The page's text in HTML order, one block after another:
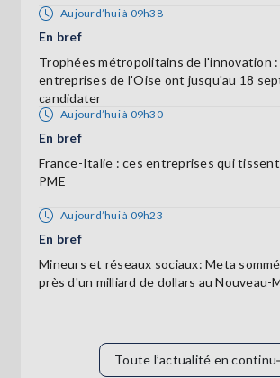
Aujourd’hui à 09h38
En bref
Trophées métropolitains de l'innovation :
entreprises de l'Oise ont jusqu'au 18
candidater
Aujourd’hui à 09h30
En bref
France-Italie : ces entreprises qui
PME
Aujourd’hui à 09h23
En bref
Mineurs et réseaux sociaux: Meta
près d'un milliard de dollars au Nouveau-
Toute l’actualité en continu